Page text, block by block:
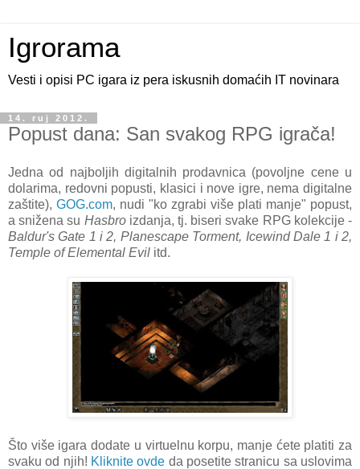
Igrorama
Vesti i opisi PC igara iz pera iskusnih domaćih IT novinara
14. ruj 2012.
Popust dana: San svakog RPG igrača!
Jedna od najboljih digitalnih prodavnica (povoljne cene u
dolarima, redovni popusti, klasici i nove igre, nema digitalne
zaštite), GOG.com, nudi "ko zgrabi više plati manje" popust,
a snižena su Hasbroizdanja, tj. biseri svake RPG kolekcije -
Baldur's Gate 1 i 2, Planescape Torment, Icewind Dale 1 i 2,
Temple of Elemental Evil itd.
Što više igara dodate u virtuelnu korpu, manje ćete platiti za
svaku od njih! Kliknite ovde da posetite stranicu sa uslovima